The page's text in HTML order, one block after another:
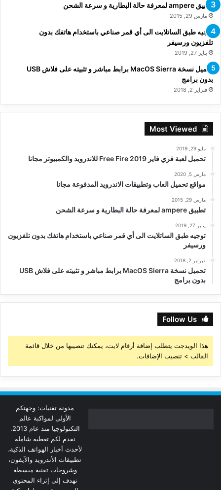
تطبيق ampere لمعرفة حالة البطارية و سرعة الشحن
مارس 29, 2015
توجيه طبق الساتلايت الى أي قمر صناعي باستخدام هاتفك بدون
تلفزيون ورسيفر
يناير 27, 2019
تحميل نسخة MacOS Sierra برابط مباشر و تثبيته على فلاش USB
بدون برامج
فبراير 2, 2018
Most Viewed
مايو 29, 2019
تحميل لعبة فري فاير Free Fire 2019 للاندرويد والكمبيوتر مجانا
مارس 5, 2020
مواقع تحميل العاب وتطبيقات الاندرويد المدفوعة مجانا
مارس 29, 2015
تطبيق ampere لمعرفة حالة البطارية و سرعة الشحن
يناير 27, 2019
توجيه طبق الساتلايت الى أي قمر صناعي باستخدام هاتفك بدون تلفزيون
ورسيفر
فبراير 2, 2018
تحميل نسخة MacOS Sierra برابط مباشر و تثبيته على فلاش USB
بدون برامج
Follow Us
هذا الويدجت يتطلب إضافة أرقام لايت، يمكنك تنصيبها من خلال قائمة
القالب > تنصيب الإضافات.
مدونة تقنيات: وجهتكم
الأولى لمواكبة عالم
التكنولوجيا منذ عام 2013.
نقدم لكم تغطية شاملة
لأحدث أخبار الهواتف الذكية،
تطبيقات الأندرويد والآيفون،
وشروحات تقنية مبسطة
تهدف إلى إثراء المحتوى